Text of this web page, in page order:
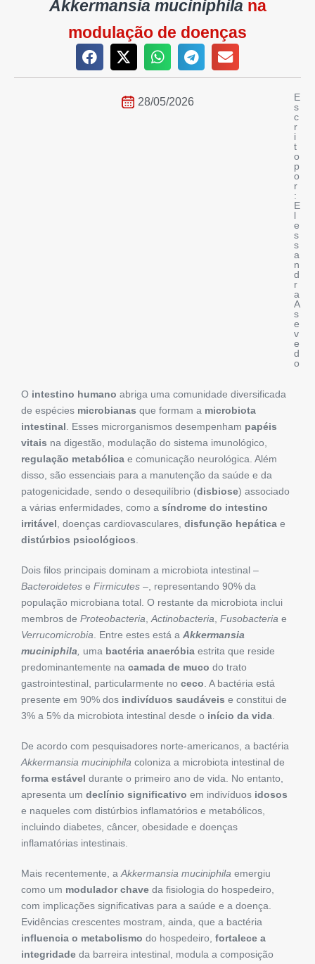
Akkermansia muciniphila na
modulação de doenças
28/05/2026
E
s
c
r
i
t
o
p
o
r
:
E
l
e
s
s
a
n
d
r
a
A
s
e
v
e
d
o
O intestino humano abriga uma comunidade diversificada
de espécies microbianas que formam a microbiota
intestinal. Esses microrganismos desempenham papéis
vitais na digestão, modulação do sistema imunológico,
regulação metabólica e comunicação neurológica. Além
disso, são essenciais para a manutenção da saúde e da
patogenicidade, sendo o desequilíbrio (disbiose) associado
a várias enfermidades, como a síndrome do intestino
irritável, doenças cardiovasculares, disfunção hepática e
distúrbios psicológicos.
Dois filos principais dominam a microbiota intestinal –
Bacteroidetes e Firmicutes –, representando 90% da
população microbiana total. O restante da microbiota inclui
membros de Proteobacteria,Actinobacteria, Fusobacteria e
Verrucomicrobia. Entre estes está a Akkermansia
muciniphila, uma bactéria anaeróbia estrita que reside
predominantemente na camada de muco do trato
gastrointestinal, particularmente no ceco. A bactéria está
presente em 90% dos indivíduos saudáveis ​​e constitui de
3% a 5% da microbiota intestinal desde o início da vida.
De acordo com pesquisadores norte-americanos, a bactéria
Akkermansia muciniphila coloniza a microbiota intestinal de
forma estável durante o primeiro ano de vida. No entanto,
apresenta um declínio significativo em indivíduos idosos
e naqueles com distúrbios inflamatórios e metabólicos,
incluindo diabetes, câncer, obesidade e doenças
inflamatórias intestinais.
Mais recentemente, aAkkermansia muciniphila emergiu
como um modulador chave da fisiologia do hospedeiro,
com implicações significativas para a saúde e a doença.
Evidências crescentes mostram, ainda, que a bactéria
influencia o metabolismo do hospedeiro, fortalece a
integridade da barreira intestinal, modula a composição